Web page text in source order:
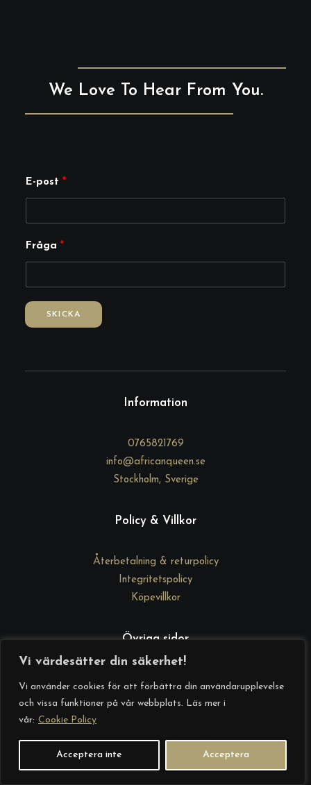
Vi värdesätter din säkerhet!
Vi använder cookies för att förbättra din användarupplevelse
och vissa funktioner på vår webbplats. Läs mer i
vår: Cookie Policy
Acceptera inte Acceptera
We Love To Hear From You.
E-post *
E
t
Fråga *
SKICKA
Information
0765821769
info@africanqueen.se
Stockholm, Sverige
Policy & Villkor
Återbetalning & returpolicy
Integritetspolicy
Köpevillkor
Övriga sidor
DrGd Academy
Kontakta oss